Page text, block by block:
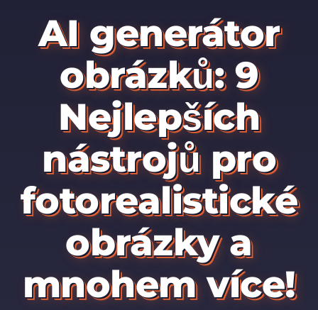
AI generátor
obrázků: 9
Nejlepších
nástrojů pro
fotorealistické
obrázky a
mnohem více!